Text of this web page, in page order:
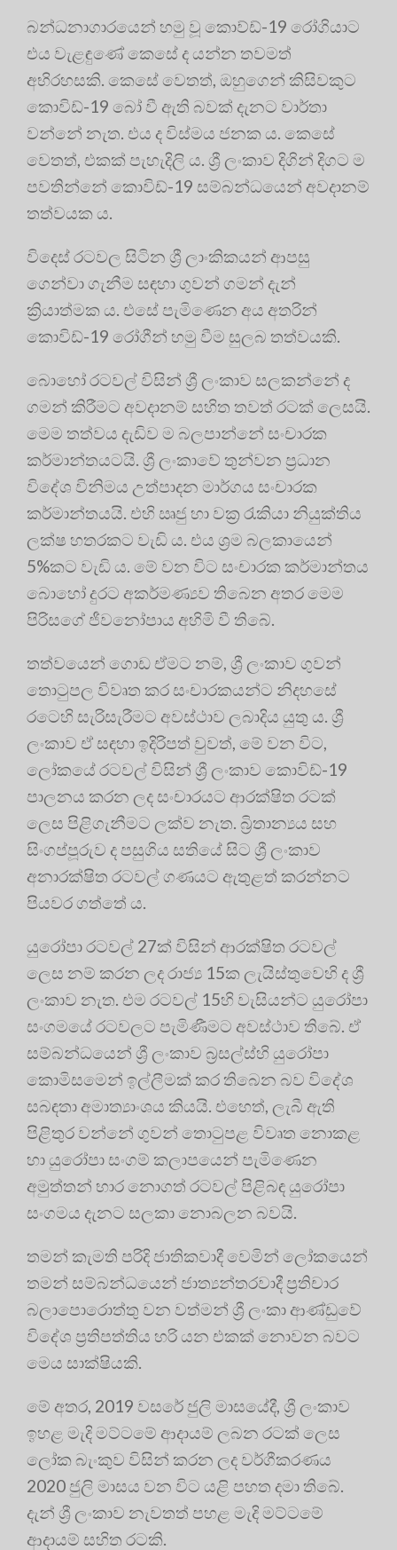
බන්ධනාගාරයෙන් හමු වූ කොව්ඩ්-19 රෝගියාට
එය වැළඳුණේ කෙසේ ද යන්න තවමත්
අභිරහසකි. කෙසේ වෙතත්, ඔහුගෙන් කිසිවකුට
කොවිඩ්-19 බෝ වී ඇති බවක් දැනට වාර්තා
වන්නේ නැත. එය ද විස්මය ජනක ය. කෙසේ
වෙතත්, එකක් පැහැදිලි ය. ශ්‍රී ලංකාව දිගින් දිගට ම
පවතින්නේ කොවිඩ්-19 සම්බන්ධයෙන් අවදානම්
තත්වයක ය.
විදෙස් රටවල සිටින ශ්‍රී ලාංකිකයන් ආපසු
ගෙන්වා ගැනීම සඳහා ගුවන් ගමන් දැන්
ක්‍රියාත්මක ය. එසේ පැමිණෙන අය අතරින්
කොවිඩ්-19 රෝගීන් හමු වීම සුලබ තත්වයකි.
බොහෝ රටවල් විසින් ශ්‍රී ලංකාව සලකන්නේ ද
ගමන් කිරීමට අවදානම් සහිත තවත් රටක් ලෙසයි.
මෙම තත්වය දැඩිව ම බලපාන්නේ සංචාරක
කර්මාන්තයටයි. ශ්‍රී ලංකාවේ තුන්වන ප්‍රධාන
විදේශ විනිමය උත්පාදන මාර්ගය සංචාරක
කර්මාන්තයයි. එහි ඍජු හා වක්‍ර රැකියා නියුක්තිය
ලක්ෂ හතරකට වැඩි ය. එය ශ්‍රම බලකායෙන්
5%කට වැඩි ය. මේ වන විට සංචාරක කර්මාන්තය
බොහෝ දුරට අකර්මණ්‍යව තිබෙන අතර මෙම
පිරිසගේ ජීවනෝපාය අහිමි වී තිබේ.
තත්වයෙන් ගොඩ ඒමට නම්, ශ්‍රී ලංකාව ගුවන්
තොටුපල විවෘත කර සංචාරකයන්ට නිදහසේ
රටෙහි සැරිසැරීමට අවස්ථාව ලබාදිය යුතු ය. ශ්‍රී
ලංකාව ඒ සඳහා ඉදිරිපත් වුවත්, මේ වන විට,
ලෝකයේ රටවල් විසින් ශ්‍රී ලංකාව කොවිඩ්-19
පාලනය කරන ලද සංචාරයට ආරක්ෂිත රටක්
ලෙස පිළිගැනීමට ලක්ව නැත. බ්‍රිතාන්‍යය සහ
සිංගප්පූරුව ද පසුගිය සතියේ සිට ශ්‍රී ලංකාව
අනාරක්ෂිත රටවල් ගණයට ඇතුළත් කරන්නට
පියවර ගත්තේ ය.
යුරෝපා රටවල් 27ක් විසින් ආරක්ෂිත රටවල්
ලෙස නම් කරන ලද රාජ්‍ය 15ක ලැයිස්තුවෙහි ද ශ්‍රී
ලංකාව නැත. එම රටවල් 15හි වැසියන්ට යුරෝපා
සංගමයේ රටවලට පැමිණීමට අවස්ථාව තිබේ. ඒ
සම්බන්ධයෙන් ශ්‍රී ලංකාව බ්‍රසල්ස්හි යුරෝපා
කොමිසමෙන් ඉල්ලීමක් කර තිබෙන බව විදේශ
සබඳතා අමාත්‍යාංශය කියයි. එහෙත්, ලැබී ඇති
පිළිතුර වන්නේ ගුවන් තොටුපළ විවෘත නොකළ
හා යුරෝපා සංගම් කලාපයෙන් පැමිණෙන
අමුත්තන් භාර නොගත් රටවල් පිළිබඳ යුරෝපා
සංගමය දැනට සලකා නොබලන බවයි.
තමන් කැමති පරිදි ජාතිකවාදී වෙමින් ලෝකයෙන්
තමන් සම්බන්ධයෙන් ජාත්‍යන්තරවාදී ප්‍රතිචාර
බලාපොරොත්තු වන වත්මන් ශ්‍රී ලංකා ආණ්ඩුවේ
විදේශ ප්‍රතිපත්තිය හරි යන එකක් නොවන බවට
මෙය සාක්ෂියකි.
මේ අතර, 2019 වසරේ ජුලි මාසයේදී, ශ්‍රී ලංකාව
ඉහළ මැදි මට්ටමේ ආදායම් ලබන රටක් ලෙස
ලෝක බැංකුව විසින් කරන ලද වර්ගීකරණය
2020 ජුලි මාසය වන විට යළි පහත දමා තිබේ.
දැන් ශ්‍රී ලංකාව නැවතත් පහළ මැදි මට්ටමේ
ආදායම් සහිත රටකි.